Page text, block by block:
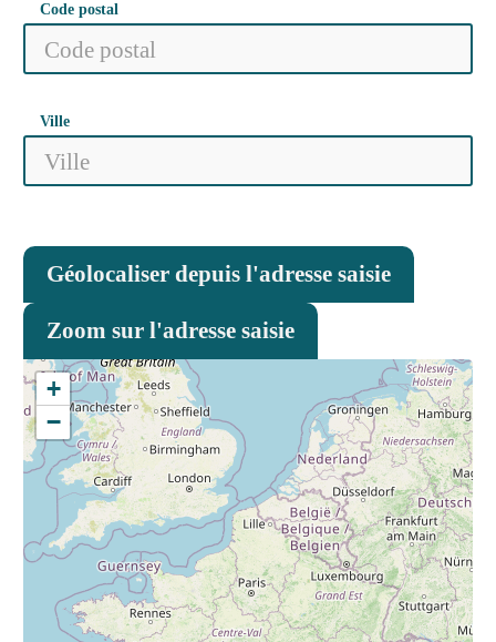
Code postal
Ville
Géolocaliser depuis l'adresse saisie
Zoom sur l'adresse saisie
+
−